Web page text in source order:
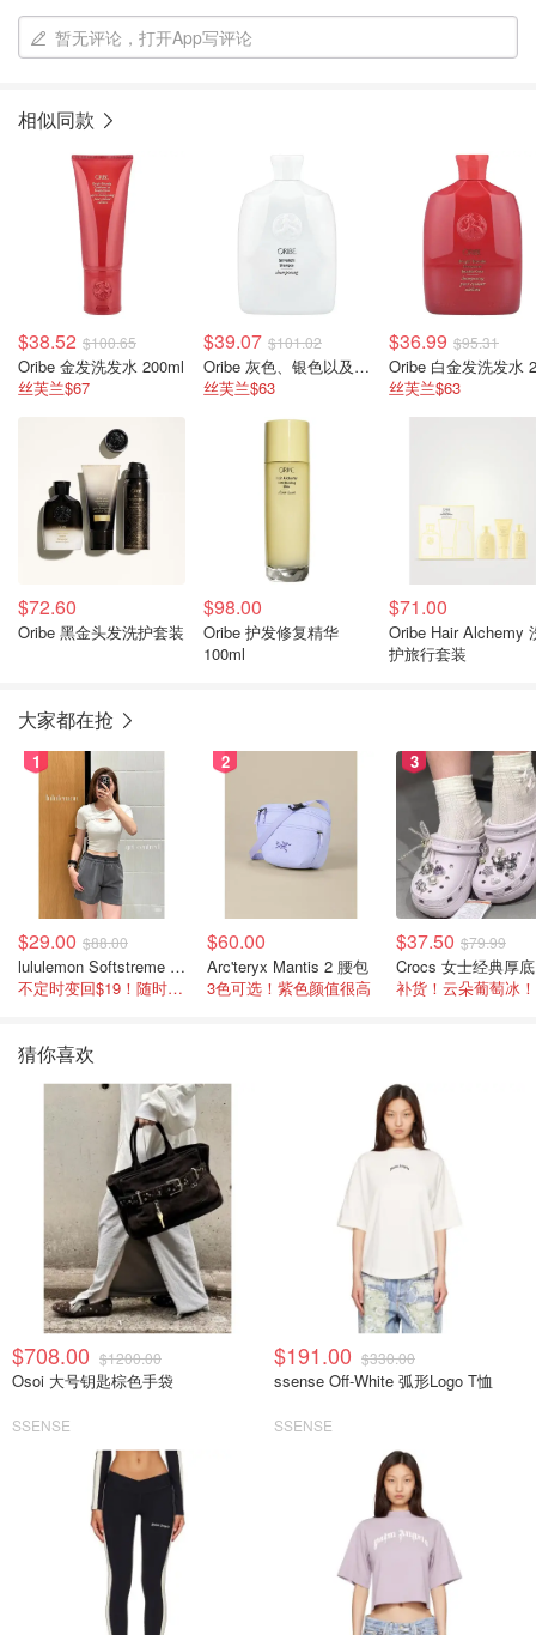
暂无评论，打开App写评论
相似同款
$38.52 $100.65
Oribe 金发洗发水 200ml
丝芙兰$67
$39.07 $101.02
Oribe 灰色、银色以及白发洗发水 250ml
丝芙兰$63
$36.99 $95.31
丝芙兰$63
$72.60
Oribe 黑金头发洗护套装
$98.00
Oribe 护发修复精华
100ml
$71.00
Oribe Hair Alchemy
护旅行套装
大家都在抢
1
$29.00 $88.00
lululemon Softstreme 女士高腰短裤 10cm
不定时变回$19！随时点进来看
2
$60.00
Arc'teryx Mantis 2 腰包
3色可选！紫色颜值很高
3
$37.50 $79.99
补货！云朵葡萄冰！
猜你喜欢
$708.00 $1200.00
Osoi 大号钥匙棕色手袋
SSENSE
$191.00 $330.00
ssense Off-White 弧形Logo T恤
SSENSE